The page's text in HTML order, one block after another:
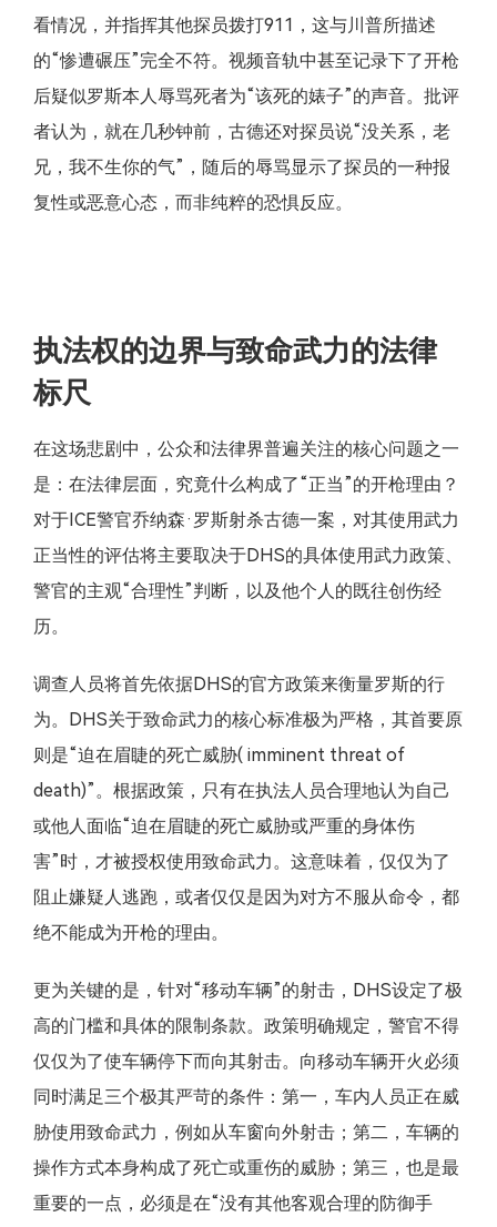
看情况，并指挥其他探员拨打911，这与川普所描述
的“惨遭碾压”完全不符。视频音轨中甚至记录下了开枪
后疑似罗斯本人辱骂死者为“该死的婊子”的声音。批评
者认为，就在几秒钟前，古德还对探员说“没关系，老
兄，我不生你的气”，随后的辱骂显示了探员的一种报
复性或恶意心态，而非纯粹的恐惧反应。
执法权的边界与致命武力的法律
标尺
在这场悲剧中，公众和法律界普遍关注的核心问题之一
是：在法律层面，究竟什么构成了“正当”的开枪理由？
对于ICE警官乔纳森·罗斯射杀古德一案，对其使用武力
正当性的评估将主要取决于DHS的具体使用武力政策、
警官的主观“合理性”判断，以及他个人的既往创伤经
历。
调查人员将首先依据DHS的官方政策来衡量罗斯的行
为。DHS关于致命武力的核心标准极为严格，其首要原
则是“迫在眉睫的死亡威胁( imminent threat of
death)”。根据政策，只有在执法人员合理地认为自己
或他人面临“迫在眉睫的死亡威胁或严重的身体伤
害”时，才被授权使用致命武力。这意味着，仅仅为了
阻止嫌疑人逃跑，或者仅仅是因为对方不服从命令，都
绝不能成为开枪的理由。
更为关键的是，针对“移动车辆”的射击，DHS设定了极
高的门槛和具体的限制条款。政策明确规定，警官不得
仅仅为了使车辆停下而向其射击。向移动车辆开火必须
同时满足三个极其严苛的条件：第一，车内人员正在威
胁使用致命武力，例如从车窗向外射击；第二，车辆的
操作方式本身构成了死亡或重伤的威胁；第三，也是最
重要的一点，必须是在“没有其他客观合理的防御手